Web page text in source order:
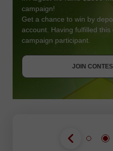
campaign!
Get a chance to win by
account. Having fulfilled
campaign participant.
JOIN
JOIN CONTEST
GET BONUS